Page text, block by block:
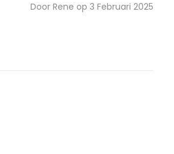
Door Rene op 3 Februari 2025